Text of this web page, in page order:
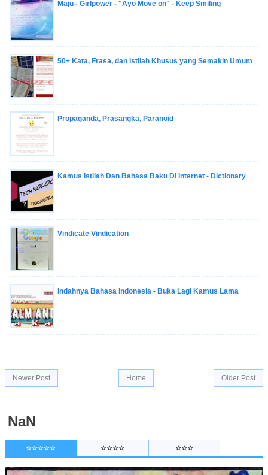
Maju - Girlpower - "Ayo Move on" - Keep Smiling
50+ Kata, Frasa, dan Istilah Khusus yang Semakin Umum
Propaganda, Prasangka, Paranoid
Kamus Istilah Dan Bahasa Baku Di Internet - Dictionary
Vindicate Vindication
Indahnya Bahasa Indonesia - Buka Lagi Kamus Lama
Newer Post Older Post
Home
NaN
☆☆☆☆☆ ☆☆☆☆ ☆☆☆